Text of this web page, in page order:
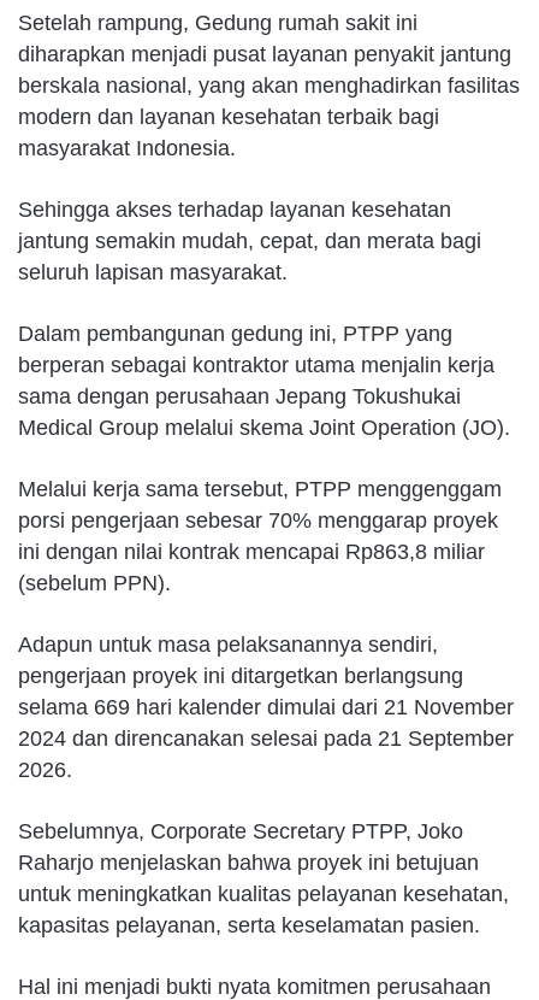
Setelah rampung, Gedung rumah sakit ini
diharapkan menjadi pusat layanan penyakit jantung
berskala nasional, yang akan menghadirkan fasilitas
modern dan layanan kesehatan terbaik bagi
masyarakat Indonesia.
Sehingga akses terhadap layanan kesehatan
jantung semakin mudah, cepat, dan merata bagi
seluruh lapisan masyarakat.
Dalam pembangunan gedung ini, PTPP yang
berperan sebagai kontraktor utama menjalin kerja
sama dengan perusahaan Jepang Tokushukai
Medical Group melalui skema Joint Operation (JO).
Melalui kerja sama tersebut, PTPP menggenggam
porsi pengerjaan sebesar 70% menggarap proyek
ini dengan nilai kontrak mencapai Rp863,8 miliar
(sebelum PPN).
Adapun untuk masa pelaksanannya sendiri,
pengerjaan proyek ini ditargetkan berlangsung
selama 669 hari kalender dimulai dari 21 November
2024 dan direncanakan selesai pada 21 September
2026.
Sebelumnya, Corporate Secretary PTPP, Joko
Raharjo menjelaskan bahwa proyek ini betujuan
untuk meningkatkan kualitas pelayanan kesehatan,
kapasitas pelayanan, serta keselamatan pasien.
Hal ini menjadi bukti nyata komitmen perusahaan